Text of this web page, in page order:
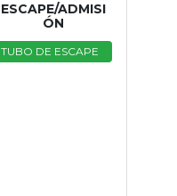
ESCAPE/ADMISI
ÓN
TUBO DE ESCAPE